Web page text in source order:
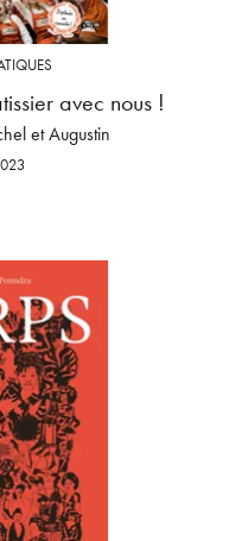
avec nous !
et Augustin